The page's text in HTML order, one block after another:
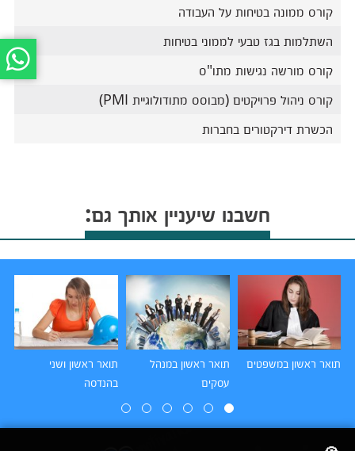
קורס ממונה בטיחות על העבודה
השתלמות בגז טבעי לממוני בטיחות
קורס מורשה נגישות מתו"ס
קורס ניהול פרויקטים (מבוסס מתודולוגיית PMI)
הכשרת דירקטורים בחברות
חשבנו שיעניין אותך גם:
תואר ראשון במשפטים
תואר ראשון במנהל
עסקים
תואר ראשון ושני
בהנדסה